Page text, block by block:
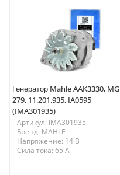
Генератор Mahle AAK3330, MG
279, 11.201.935, IA0595
(IMA301935)
Артикул: IMA301935
Бренд: MAHLE
Напряжение: 14 В
Сила тока: 65 A